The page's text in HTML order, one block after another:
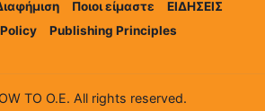
Ποιοι είμαστε
ΕΙΔΗΣΕΙΣ
Publishing Principles
TO Ο.Ε. All rights reserved.